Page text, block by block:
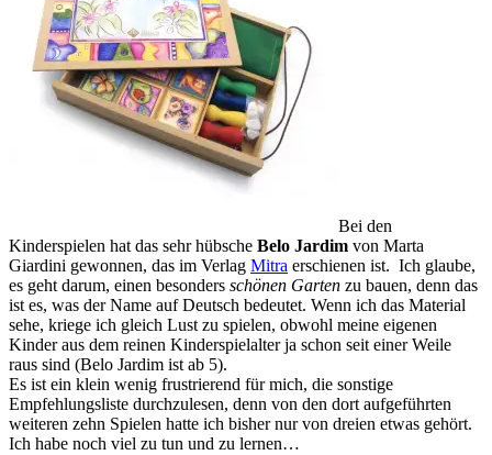
Bei den
Kinderspielen hat das sehr hübsche Belo Jardim von Marta
Giardini gewonnen, das im Verlag Mitra erschienen ist. Ich glaube,
es geht darum, einen besonders schönen Garten zu bauen, denn das
ist es, was der Name auf Deutsch bedeutet. Wenn ich das Material
sehe, kriege ich gleich Lust zu spielen, obwohl meine eigenen
Kinder aus dem reinen Kinderspielalter ja schon seit einer Weile
raus sind (Belo Jardim ist ab 5).
Es ist ein klein wenig frustrierend für mich, die sonstige
Empfehlungsliste durchzulesen, denn von den dort aufgeführten
weiteren zehn Spielen hatte ich bisher nur von dreien etwas gehört.
Ich habe noch viel zu tun und zu lernen…